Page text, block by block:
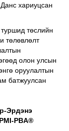
хариуцсан
төслийн
төлөвлөлт
олон улсын
оруулалтын
батжуулсан
Эрдэнэ
PBA®